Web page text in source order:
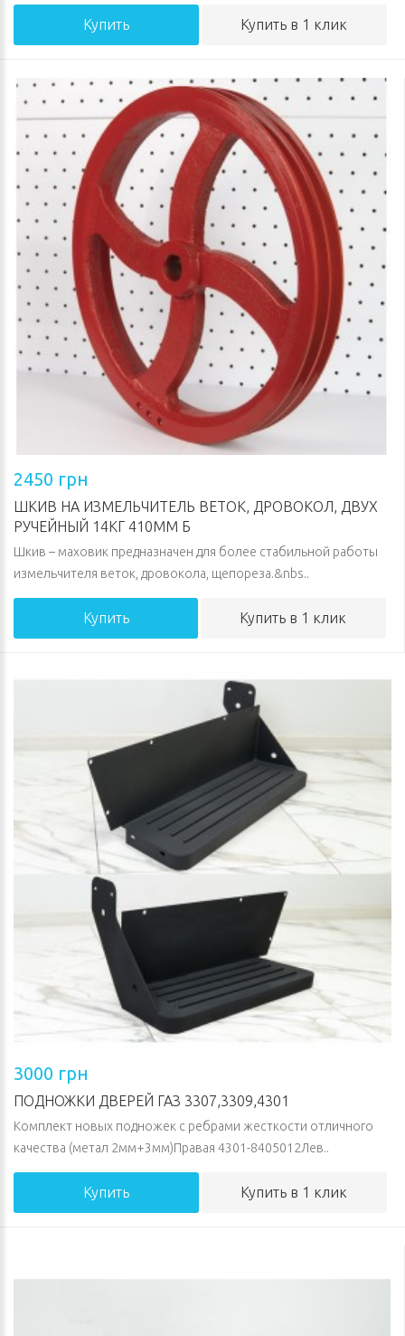
Купить Купить в 1 клик
2450 грн
ШКИВ НА ИЗМЕЛЬЧИТЕЛЬ ВЕТОК, ДРОВОКОЛ, ДВУХ
РУЧЕЙНЫЙ 14КГ 410ММ Б
Шкив – маховик предназначен для более стабильной работы
измельчителя веток, дровокола, щепореза.&nbs..
Купить Купить в 1 клик
3000 грн
ПОДНОЖКИ ДВЕРЕЙ ГАЗ 3307,3309,4301
Комплект новых подножек с ребрами жесткости отличного
качества (метал 2мм+3мм)Правая 4301-8405012Лев..
Купить Купить в 1 клик